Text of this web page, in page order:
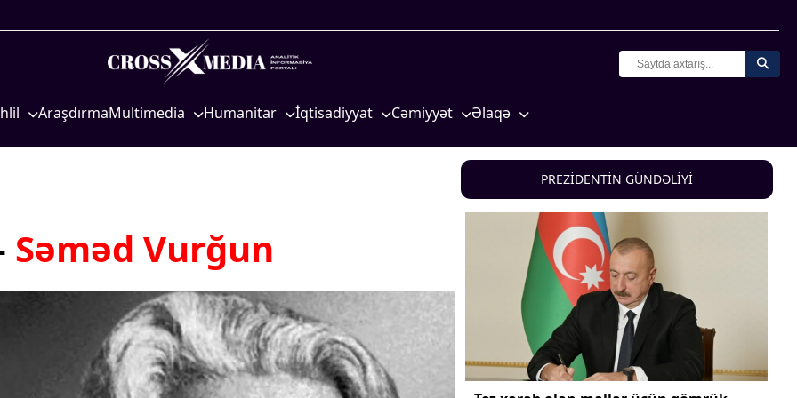
AraşdırmaMultimedia Humanitar
Yüksəliş hekayəsi
Mədəniyyətimizin Zəfəri
Zəfər Diasporu
Səhiyyə
Ailə və uşaq
Turizm
İqtisadiyyat
Hərbi sənaye
Telekommunikasiya və
nəqliyyat
COP29
Cəmiyyət
Məhkəmə və hüquq
Gənclər və İdman
Media və QHT
Əlaqə
Səməd Vurğun
PREZİDENTİN GÜNDƏLİYİ